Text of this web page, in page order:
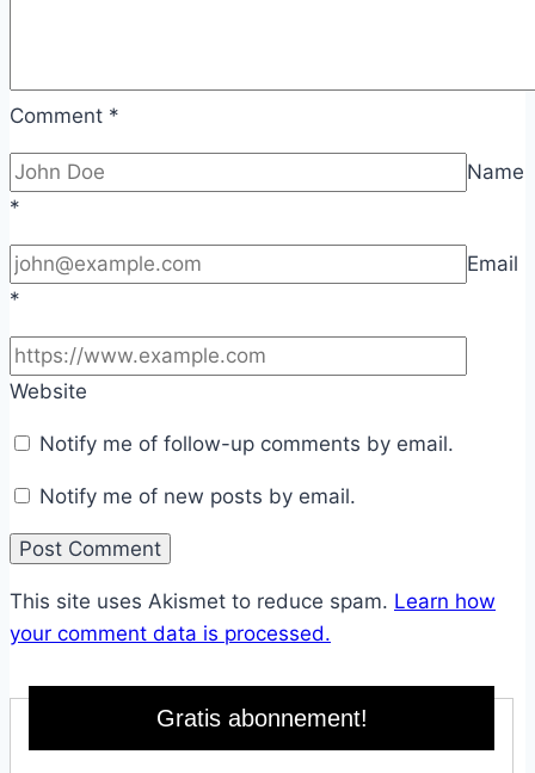
Comment *
Name
*
Email
*
Website
Notify me of follow-up comments by email.
Notify me of new posts by email.
This site uses Akismet to reduce spam. Learn how
your comment data is processed.
Gratis abonnement!